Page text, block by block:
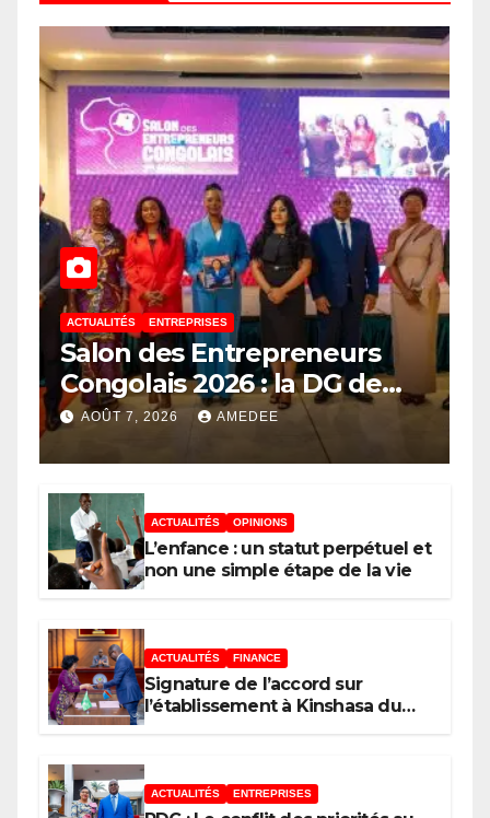
ACTUALITÉS ENTREPRISES
Salon des Entrepreneurs
Congolais 2026 : la DG de
l’ANAPI Rachel PUNGU
mobilise les investisseurs
RDC, destination phare de
l’investissement en Afrique
AOÛT 7, 2026 AMEDEE
ACTUALITÉS OPINIONS
L’enfance : un statut perpétuel et
non une simple étape de la vie
ACTUALITÉS FINANCE
Signature de l’accord sur
l’établissement à Kinshasa du
pour le développement de
ACTUALITÉS ENTREPRISES